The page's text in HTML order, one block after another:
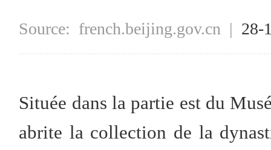
Source: french.beijing.gov.cn | 28-
Située dans la partie est du
abrite la collection de la